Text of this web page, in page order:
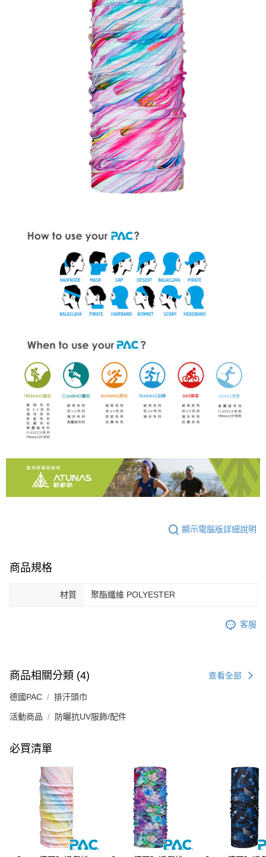
顯示電腦版詳細說明
商品規格
材質 聚酯纖維 POLYESTER
客服
商品相關分類 (4) 查看全部
德國PAC 排汗頭巾
活動商品 防曬抗UV服飾/配件
必買清單